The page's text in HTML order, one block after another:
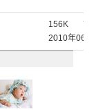
156K
7
2010年06